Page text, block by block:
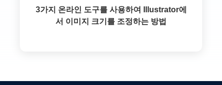
3가지 온라인 도구를 사용하여 Illustrator에
서 이미지 크기를 조정하는 방법